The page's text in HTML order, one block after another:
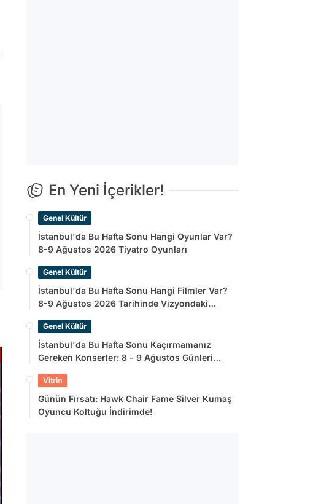
En Yeni İçerikler!
Genel Kültür
İstanbul'da Bu Hafta Sonu Hangi Oyunlar Var?
8-9 Ağustos 2026 Tiyatro Oyunları
Genel Kültür
İstanbul'da Bu Hafta Sonu Hangi Filmler Var?
8-9 Ağustos 2026 Tarihinde Vizyondaki
Genel Kültür
İstanbul'da Bu Hafta Sonu Kaçırmamanız
Gereken Konserler: 8 - 9 Ağustos Günleri
Vitrin
Günün Fırsatı: Hawk Chair Fame Silver Kumaş
Oyuncu Koltuğu İndirimde!